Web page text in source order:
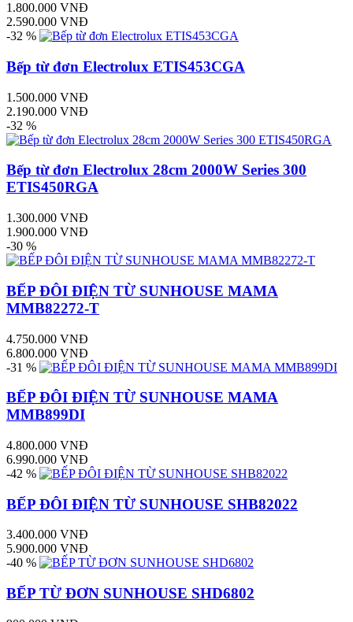
1.800.000 VNĐ
2.590.000 VNĐ
-32 %
Bếp từ đơn Electrolux ETIS453CGA
1.500.000 VNĐ
2.190.000 VNĐ
-32 %
Bếp từ đơn Electrolux 28cm 2000W Series 300
ETIS450RGA
1.300.000 VNĐ
1.900.000 VNĐ
-30 %
BẾP ĐÔI ĐIỆN TỪ SUNHOUSE MAMA
MMB82272-T
4.750.000 VNĐ
6.800.000 VNĐ
-31 %
BẾP ĐÔI ĐIỆN TỪ SUNHOUSE MAMA
MMB899DI
4.800.000 VNĐ
6.990.000 VNĐ
-42 %
BẾP ĐÔI ĐIỆN TỪ SUNHOUSE SHB82022
3.400.000 VNĐ
5.900.000 VNĐ
-40 %
BẾP TỪ ĐƠN SUNHOUSE SHD6802